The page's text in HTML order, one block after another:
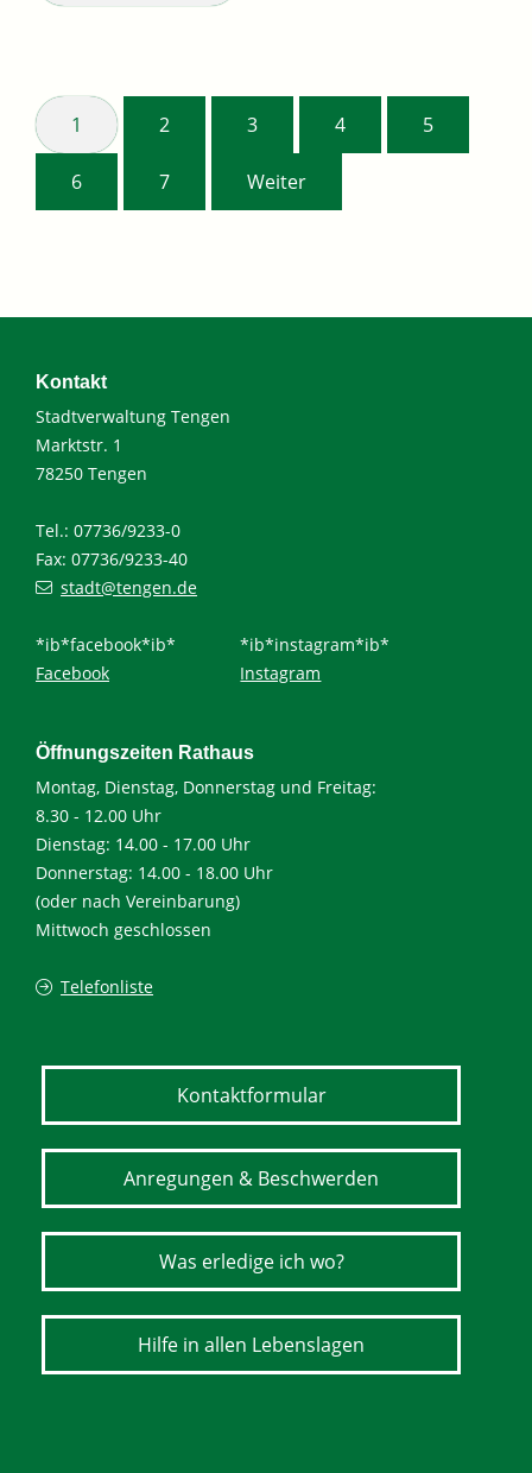
1 2 3 4 5
6 7 Weiter
Kontakt
Stadtverwaltung Tengen
Marktstr. 1
78250 Tengen
Tel.: 07736/9233-0
Fax: 07736/9233-40
stadt@tengen.de
*ib*facebook*ib*
Facebook
*ib*instagram*ib*
Instagram
Öffnungszeiten Rathaus
Montag, Dienstag, Donnerstag und Freitag:
8.30 - 12.00 Uhr
Dienstag: 14.00 - 17.00 Uhr
Donnerstag: 14.00 - 18.00 Uhr
(oder nach Vereinbarung)
Mittwoch geschlossen
Telefonliste
Kontaktformular
Anregungen & Beschwerden
Was erledige ich wo?
Hilfe in allen Lebenslagen